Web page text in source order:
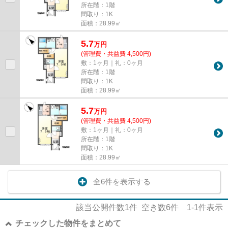
所在階：1階
間取り：1K
面積：28.99㎡
5.7万円
(管理費・共益費 4,500円)
敷：1ヶ月｜礼：0ヶ月
所在階：1階
間取り：1K
面積：28.99㎡
5.7万円
(管理費・共益費 4,500円)
敷：1ヶ月｜礼：0ヶ月
所在階：1階
間取り：1K
面積：28.99㎡
全6件を表示する
該当公開件数1件 空き数6件 1-1件表示
チェックした物件をまとめて